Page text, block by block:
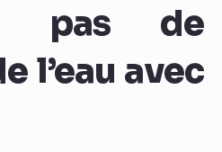
pas de
l’eau avec